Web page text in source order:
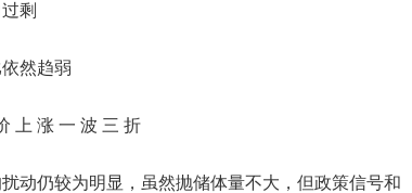
剩
然趋弱
上 涨 一 波 三 折
仍较为明显，虽然抛储体量不大，但政策信号和